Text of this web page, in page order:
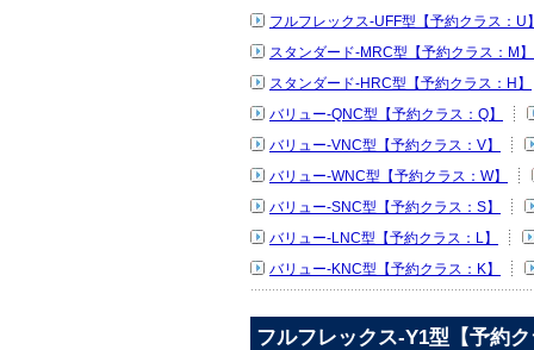
フルフレックス-UFF型【予約クラス：U
スタンダード-MRC型【予約クラス：M】
スタンダード-HRC型【予約クラス：H】
バリュー-QNC型【予約クラス：Q】
バリュー-VNC型【予約クラス：V】
バリュー-WNC型【予約クラス：W】
バリュー-SNC型【予約クラス：S】
バリュー-LNC型【予約クラス：L】
バリュー-KNC型【予約クラス：K】
フルフレックス-Y1型【予約